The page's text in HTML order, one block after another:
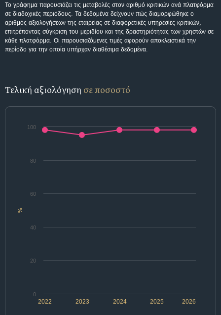
Το γράφημα παρουσιάζει τις μεταβολές στον αριθμό κριτικών ανά πλατφόρμα
σε διαδοχικές περιόδους. Τα δεδομένα δείχνουν πώς διαμορφώθηκε ο
αριθμός αξιολογήσεων της εταιρείας σε διαφορετικές υπηρεσίες κριτικών,
επιτρέποντας σύγκριση του μεριδίου και της δραστηριότητας των χρηστών σε
κάθε πλατφόρμα. Οι παρουσιαζόμενες τιμές αφορούν αποκλειστικά την
περίοδο για την οποία υπήρχαν διαθέσιμα δεδομένα.
Τελική αξιολόγηση σε ποσοστό
%
2022 2024 2026
2023 2025
0
20
40
60
80
100